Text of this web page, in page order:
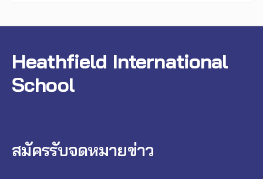
Heathfield International
School
สมัครรับจดหมายข่าว